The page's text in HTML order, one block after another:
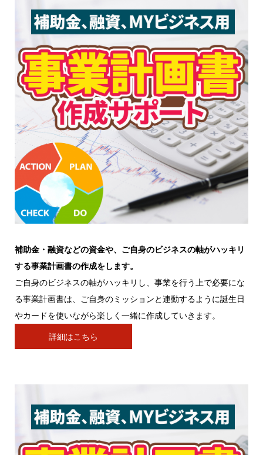
補助金・融資などの資金や、ご自身のビジネスの軸がハッキリ
する事業計画書の作成をします。
ご自身のビジネスの軸がハッキリし、事業を行う上で必要にな
る事業計画書は、ご自身のミッションと連動するように誕生日
やカードを使いながら楽しく一緒に作成していきます。
詳細はこちら